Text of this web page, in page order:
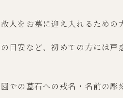
人をお墓に迎え入れるための
目安など、初めての方には戸
での墓石への戒名・名前の彫